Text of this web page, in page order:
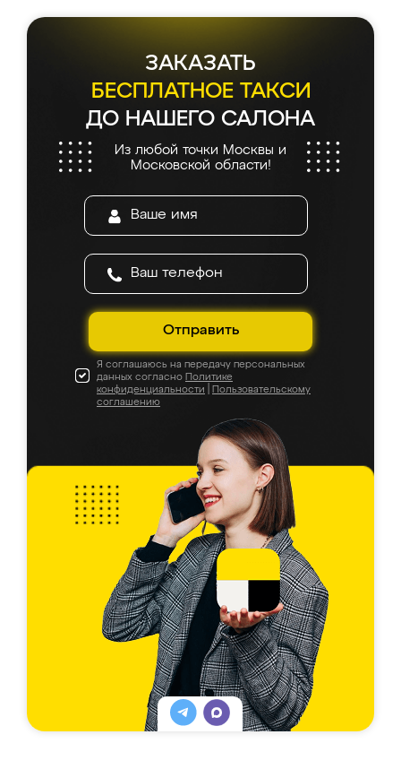
ЗАКАЗАТЬ
БЕСПЛАТНОЕ ТАКСИ
ДО НАШЕГО САЛОНА
Из любой точки Москвы и
Московской области!
Отправить
Я соглашаюсь на передачу персональных
данных согласно Политике
конфиденциальности
Пользовательскому
соглашению